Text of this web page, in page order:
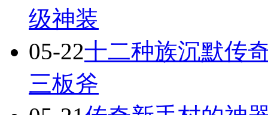
级神装
05-22十二种族沉默传
三板斧